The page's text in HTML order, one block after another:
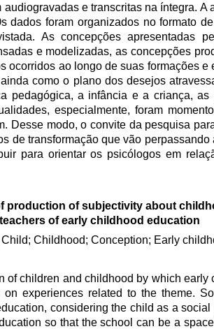
e transcritas na íntegra.
dados foram organizados no formato
As concepções apresentadas
e modelizadas, as concepções
ocorridos ao longo de suas formações
como o plano dos desejos
pedagógica, a infância e a criança, as
especialmente, foram
Desse modo, o convite da pesquisa
de transformação que vão
para orientar os psicólogos em
production of subjectivity about
of early childhood education
Childhood; Conception; Early
of children and childhood by which early
experiences related to the theme.
considering the child as a
so that the school can be a